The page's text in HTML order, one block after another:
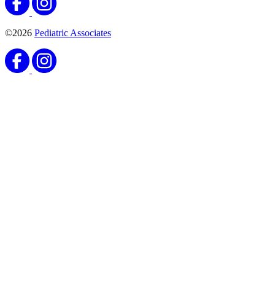
©2026 Pediatric Associates